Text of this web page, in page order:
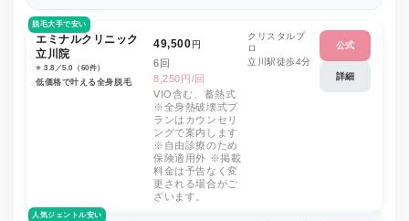
脱毛大手で安い
エミナルクリニック
立川院
⭐️ 3.8／5.0（60件）
低価格で叶える全身脱毛
49,500円
6回
8,250円/回
VIO含む、蓄熱式
※全身熱破壊式プ
ランはカウンセリ
ングで案内します
※自由診療のため
保険適用外 ※掲載
料金は予告なく変
更される場合がご
ざいます。
クリスタルプ
ロ
立川駅徒歩4分
公式
詳細
人気ジェントル安い